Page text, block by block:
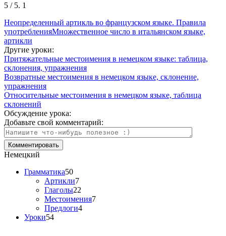
5 / 5. 1
Неопределенный артикль во французском языке. Правила
употребленияМножественное число в итальянском языке,
артикли
Другие уроки:
Притяжательные местоимения в немецком языке: таблица,
склонения, упражнения
Возвратные местоимения в немецком языке, склонение,
упражнения
Относительные местоимения в немецком языке, таблица
склонений
Обсуждение урока:
Добавьте свой комментарий:
Немецкий
Грамматика50
Артикли7
Глаголы22
Местоимения7
Предлоги4
Уроки54